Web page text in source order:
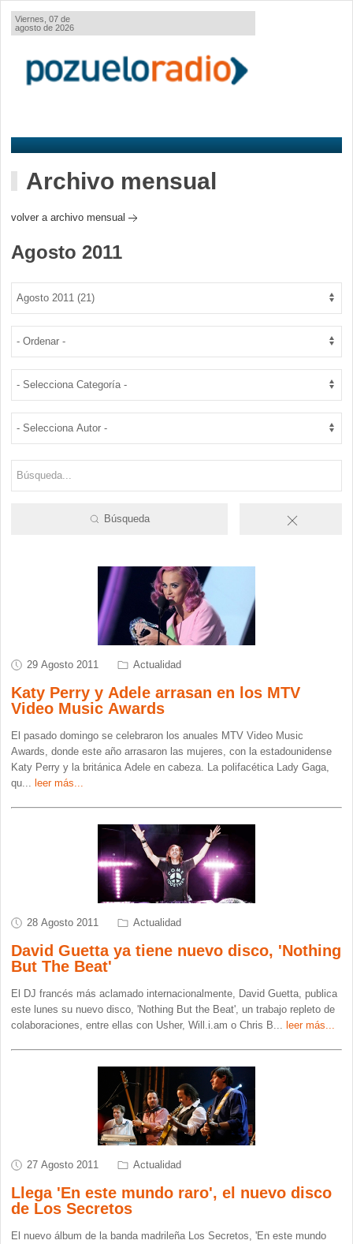
Viernes, 07 de
agosto de 2026
Archivo mensual
volver a archivo mensual
Agosto 2011
Búsqueda
29 Agosto 2011 Actualidad
Katy Perry y Adele arrasan en los MTV
Video Music Awards
El pasado domingo se celebraron los anuales MTV Video Music
Awards, donde este año arrasaron las mujeres, con la estadounidense
Katy Perry y la británica Adele en cabeza. La polifacética Lady Gaga,
qu
leer más...
28 Agosto 2011 Actualidad
David Guetta ya tiene nuevo disco, 'Nothing
But The Beat'
El DJ francés más aclamado internacionalmente, David Guetta, publica
este lunes su nuevo disco, 'Nothing But the Beat', un trabajo repleto de
colaboraciones, entre ellas con Usher, Will.i.am o Chris B
leer más...
27 Agosto 2011 Actualidad
Llega 'En este mundo raro', el nuevo disco
de Los Secretos
El nuevo álbum de la banda madrileña Los Secretos, 'En este mundo